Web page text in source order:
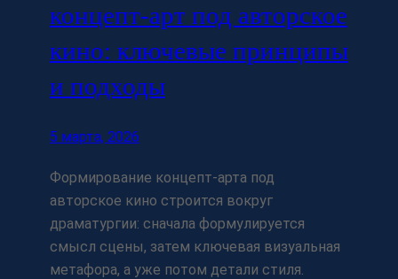
концепт-арт под авторское
кино: ключевые принципы
и подходы
5 марта, 2026
Формирование концепт-арта под
авторское кино строится вокруг
драматургии: сначала формулируется
смысл сцены, затем ключевая визуальная
метафора, а уже потом детали стиля.